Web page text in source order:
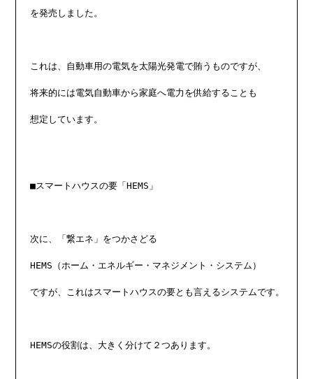
を発売しました。
これは、自動車用の電気を太陽光発電で賄うものですが、
将来的には電気自動車から家庭へ電力を供給することも
想定しています。
■スマートハウスの要「HEMS」
次に、「繋エネ」をつかさどる
HEMS（ホーム・エネルギー・マネジメント・システム）
ですが、これはスマートハウスの要とも言えるシステムです。
HEMSの役割は、大きく分けて２つあります。